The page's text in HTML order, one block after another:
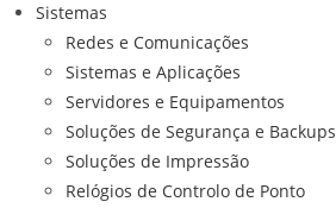
Sistemas
Redes e Comunicações
Sistemas e Aplicações
Servidores e Equipamentos
Soluções de Segurança e Backups
Soluções de Impressão
Relógios de Controlo de Ponto